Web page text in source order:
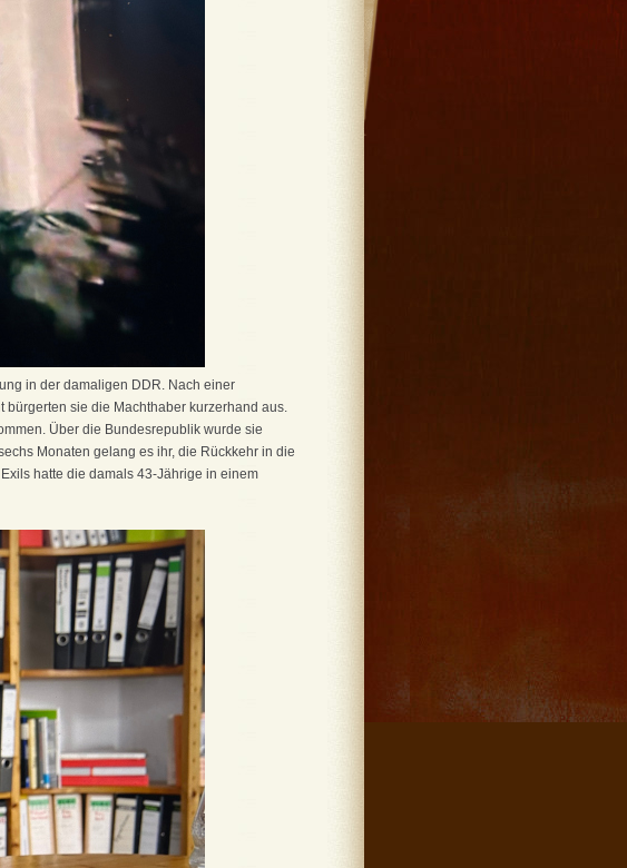
in der damaligen DDR. Nach einer
bürgerten sie die Machthaber kurzerhand aus.
Über die Bundesrepublik wurde sie
Monaten gelang es ihr, die Rückkehr in die
hatte die damals 43-Jährige in einem